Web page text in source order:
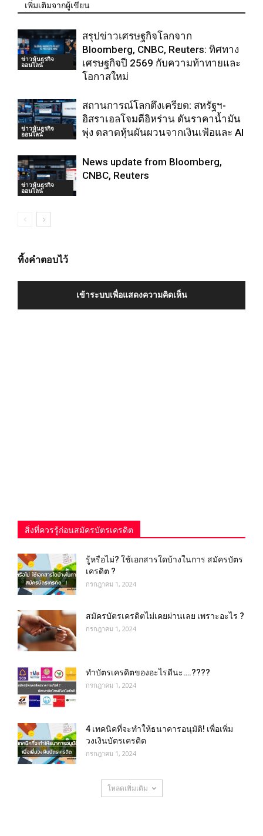
เพิ่มเติมจากผู้เขียน
ข่าวหุ้นธุรกิจ
ออนไลน์
สรุปข่าวเศรษฐกิจโลกจาก
Bloomberg, CNBC, Reuters: ทิศทาง
เศรษฐกิจปี 2569 กับความท้าทายและ
โอกาสใหม่
ข่าวหุ้นธุรกิจ
ออนไลน์
สถานการณ์โลกตึงเครียด: สหรัฐฯ-
อิสราเอลโจมตีอิหร่าน ดันราคาน้ำมัน
พุ่ง ตลาดหุ้นผันผวนจากเงินเฟ้อและ AI
ข่าวหุ้นธุรกิจ
ออนไลน์
News update from Bloomberg,
CNBC, Reuters
ทิ้งคำตอบไว้
เข้าระบบเพื่อแสดงความคิดเห็น
สิ่งที่ควรรู้ก่อนสมัครบัตรเครดิต
รู้หรือไม่? ใช้เอกสารใดบ้างในการ สมัครบัตร
เครดิต ?
กรกฎาคม 1, 2024
สมัครบัตรเครดิตไม่เคยผ่านเลย เพราะอะไร ?
กรกฎาคม 1, 2024
ทําบัตรเครดิตของอะไรดีนะ….????
กรกฎาคม 1, 2024
4 เทคนิคที่จะทำให้ธนาคารอนุมัติ! เพื่อเพิ่ม
วงเงินบัตรเครดิต
กรกฎาคม 1, 2024
โหลดเพิ่มเติม